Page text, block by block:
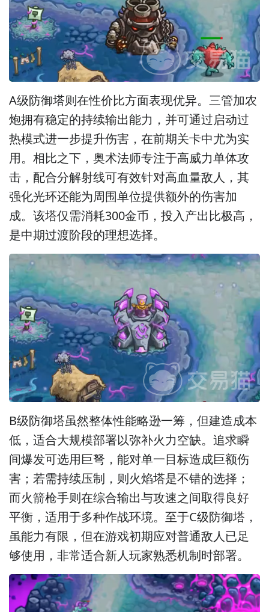
A级防御塔则在性价比方面表现优异。三管加农
炮拥有稳定的持续输出能力，并可通过启动过
热模式进一步提升伤害，在前期关卡中尤为实
用。相比之下，奥术法师专注于高威力单体攻
击，配合分解射线可有效针对高血量敌人，其
强化光环还能为周围单位提供额外的伤害加
成。该塔仅需消耗300金币，投入产出比极高，
是中期过渡阶段的理想选择。
B级防御塔虽然整体性能略逊一筹，但建造成本
低，适合大规模部署以弥补火力空缺。追求瞬
间爆发可选用巨弩，能对单一目标造成巨额伤
害；若需持续压制，则火焰塔是不错的选择；
而火箭枪手则在综合输出与攻速之间取得良好
平衡，适用于多种作战环境。至于C级防御塔，
虽能力有限，但在游戏初期应对普通敌人已足
够使用，非常适合新人玩家熟悉机制时部署。